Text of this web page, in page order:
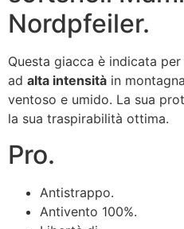
Nordpfeiler.
Questa giacca è indicata per
ad alta intensità in
ventoso e umido. La sua
la sua traspirabilità ottima.
Pro.
Antistrappo.
Antivento 100%.